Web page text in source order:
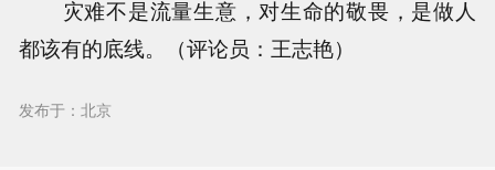
灾难不是流量生意，对生命的敬畏，是做人
都该有的底线。（评论员：王志艳）
发布于：北京